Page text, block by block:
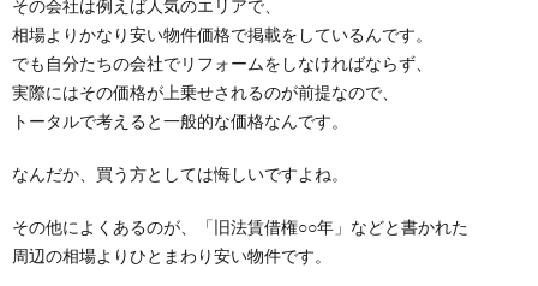
その会社は例えば人気のエリアで、
相場よりかなり安い物件価格で掲載をしているんです。
でも自分たちの会社でリフォームをしなければならず、
実際にはその価格が上乗せされるのが前提なので、
トータルで考えると一般的な価格なんです。
なんだか、買う方としては悔しいですよね。
その他によくあるのが、「旧法賃借権○○年」などと書かれた
周辺の相場よりひとまわり安い物件です。